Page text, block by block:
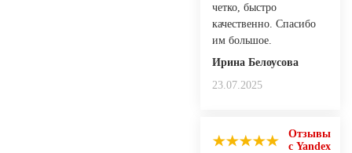
четко, быстро
качественно. Спасибо
им большое.
Ирина Белоусова
23.07.2025
Отзывы
с Yandex